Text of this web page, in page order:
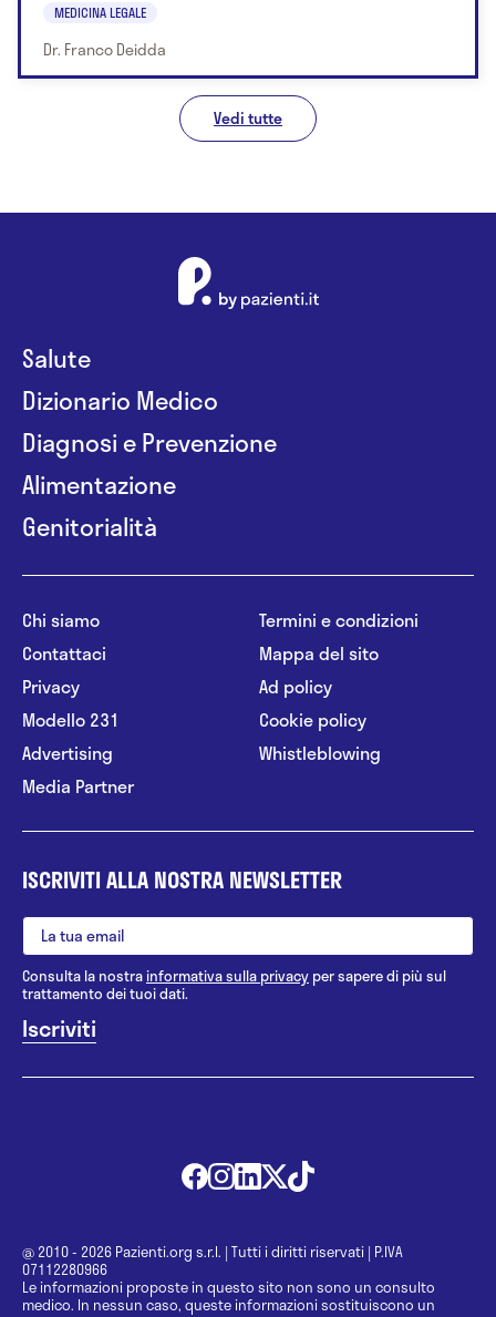
MEDICINA LEGALE
Dr. Franco Deidda
Vedi tutte
Salute
Dizionario Medico
Diagnosi e Prevenzione
Alimentazione
Genitorialità
Chi siamo
Contattaci
Privacy
Modello 231
Advertising
Media Partner
Termini e condizioni
Mappa del sito
Ad policy
Cookie policy
Whistleblowing
ISCRIVITI ALLA NOSTRA NEWSLETTER
Consulta la nostrainformativa sulla privacy per sapere di più sul
trattamento dei tuoi dati.
@ 2010 - 2026 Pazienti.org s.r.l. | Tutti i diritti riservati | P.IVA
07112280966
Le informazioni proposte in questo sito non sono un consulto
medico. In nessun caso, queste informazioni sostituiscono un